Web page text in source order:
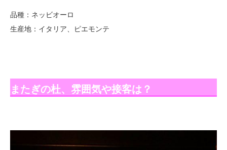
品種：ネッビオーロ
生産地：イタリア、ピエモンテ
またぎの杜、雰囲気や接客は？